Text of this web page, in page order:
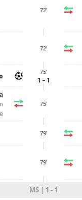
- Uf Comercio
72'
72'
75'
1 - 1
75'
79'
79'
MS | 1 - 1